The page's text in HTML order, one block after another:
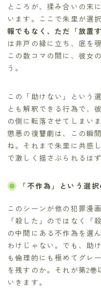
ところが、揉み合いの末
います。ここで朱里が選
報でもなく、ただ「放置
は井戸の縁に立ち、底を
この数コマの間に、彼女
う。
この「助けない」という
とも解釈できる行為で、
の側に転落させてしまい
懲悪の復讐劇は、この瞬
ね。それまで朱里に共感
で激しく揺さぶられるはず
「不作為」という選
このシーンが他の犯罪漫
「殺した」のではなく「
の中間にある不作為を選
わけじゃない。でも、助
も倫理的にも極めてグレ
を残すのか。それが第2
いきます。